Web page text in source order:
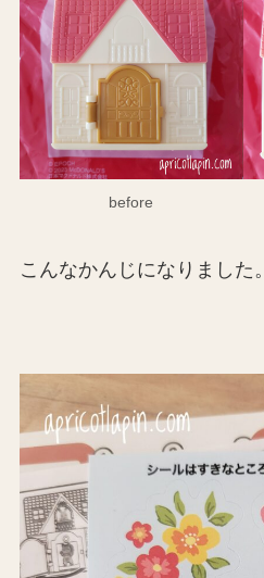
before
こんなかんじになりました。